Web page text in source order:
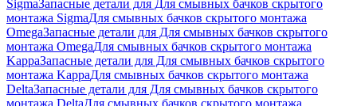
SigmaЗапасные детали для Для смывных бачков скрытого
монтажа SigmaДля смывных бачков скрытого монтажа
OmegaЗапасные детали для Для смывных бачков скрытого
монтажа OmegaДля смывных бачков скрытого монтажа
KappaЗапасные детали для Для смывных бачков скрытого
монтажа KappaДля смывных бачков скрытого монтажа
DeltaЗапасные детали для Для смывных бачков скрытого
монтажа DeltaДля смывных бачков скрытого монтажа